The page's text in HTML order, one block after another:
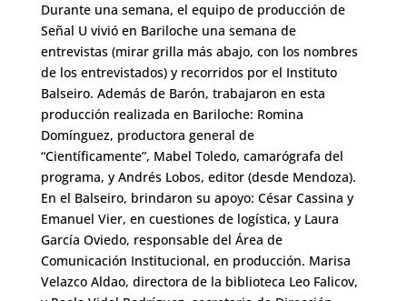
Durante una semana, el equipo de producción de
Señal U vivió en Bariloche una semana de
entrevistas (mirar grilla más abajo, con los nombres
de los entrevistados) y recorridos por el Instituto
Balseiro. Además de Barón, trabajaron en esta
producción realizada en Bariloche: Romina
Domínguez, productora general de
“Científicamente”, Mabel Toledo, camarógrafa del
programa, y Andrés Lobos, editor (desde Mendoza).
En el Balseiro, brindaron su apoyo: César Cassina y
Emanuel Vier, en cuestiones de logística, y Laura
García Oviedo, responsable del Área de
Comunicación Institucional, en producción. Marisa
Velazco Aldao, directora de la biblioteca Leo Falicov,